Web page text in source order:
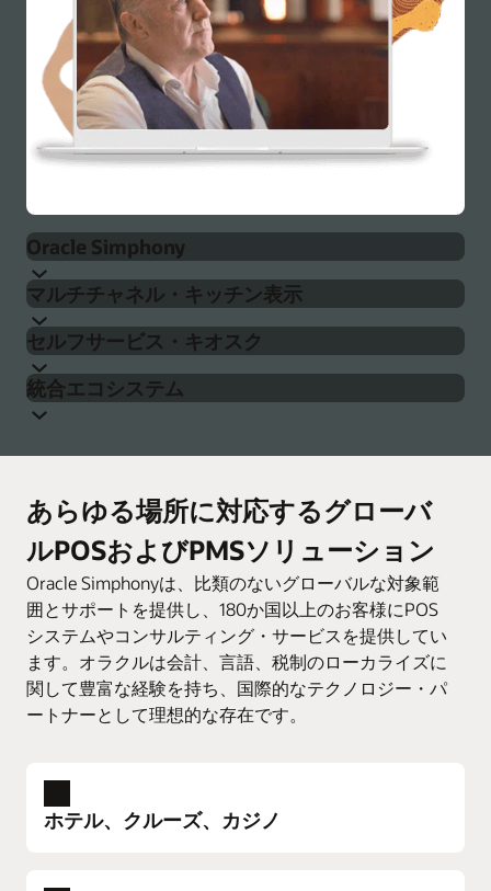
Oracle Simphony
Oracle Simphony POSシステムは、レストランの総合管
理向けに構築されています。Simphonyは、地元のカフ
ェや象徴的なファイン・ダイニング・レストランから
グローバルなクイック・サービス・チェーンまで、世
界中の人気レストランを支援しています。オールイン
デバイスからリアルタイムで最適化できます。
リアルタイムのテーブル管理および会話による注文
予約および待機リストの管理
ギフトおよびロイヤルティ・プログラムの管理
レポートの作成と分析
在庫管理
従業員管理
Oracle Simphonyの詳細
マルチチャネル・キッチン表示
Simphonyは、Oracle Simphony Kitchen Display
Systems （KDS）と連携して、厨房の効率性を高め、ミ
スを減らし、料理の質を高め、サービス速度を最適化
付けと、複数のキッチン・ステーションでのタイミン
グの管理を簡単に行えます。
Oracle Simphony KDSは、店舗接客係、セルフサービ
ス・キオスク、ドライブスルー、Webサイト、モバイ
ル注文アプリ、サードパーティ配達アプリなど、複数
のチャネルからの注文を管理するのに役立ちます。
の詳細Oracle Simphonyキッチン・ディスプレイ・シス
テムの詳細
セルフサービス・キオスク
Simphonyは、Oracle Simphonyセルフサービス・キオ
ニュー・オプション、アップセル項目を複数のキオス
クで一度に更新し、スタッフの間接費を軽減できま
す。
Oracle Simphonyセルフサービス・キオスクの詳細
統合エコシステム
Simphonyは、セキュアでオープンなAPI上に構築さ
す。お気に入りのオンライン注文プラットフォーム、
配達サービス、モバイル支払処理などを簡単に接続で
きます。
Oracle Cloud Marketplaceは、厳しい基準を満たした
Oracle Simphony統合パートナーの堅牢なエコシステム
を提供します。レストランのニーズに合わせたPOSシ
ステムのカスタマイズを、かつてないほど簡単に行え
ます。
あらゆる場所に対応するグローバ
ルPOSおよびPMSソリューション
Oracle Simphonyは、比類のないグローバルな対象範
囲とサポートを提供し、180か国以上のお客様にPOS
システムやコンサルティング・サービスを提供してい
ます。オラクルは会計、言語、税制のローカライズに
関して豊富な経験を持ち、国際的なテクノロジー・パ
ートナーとして理想的な存在です。
ホテル、クルーズ、カジノ